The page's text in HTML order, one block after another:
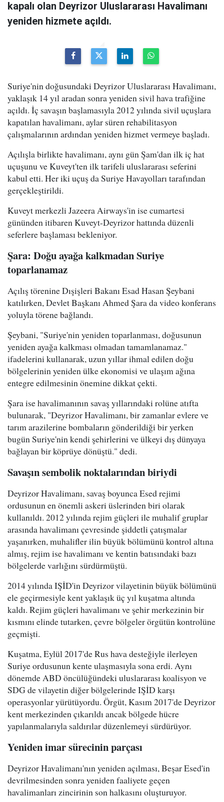
kapalı olan Deyrizor Uluslararası Havalimanı
yeniden hizmete açıldı.
Suriye'nin doğusundaki Deyrizor Uluslararası Havalimanı,
yaklaşık 14 yıl aradan sonra yeniden sivil hava trafiğine
açıldı. İç savaşın başlamasıyla 2012 yılında sivil uçuşlara
kapatılan havalimanı, aylar süren rehabilitasyon
çalışmalarının ardından yeniden hizmet vermeye başladı.
Açılışla birlikte havalimanı, aynı gün Şam'dan ilk iç hat
uçuşunu ve Kuveyt'ten ilk tarifeli uluslararası seferini
kabul etti. Her iki uçuş da Suriye Havayolları tarafından
gerçekleştirildi.
Kuveyt merkezli Jazeera Airways'in ise cumartesi
gününden itibaren Kuveyt-Deyrizor hattında düzenli
seferlere başlaması bekleniyor.
Şara: Doğu ayağa kalkmadan Suriye
toparlanamaz
Açılış törenine Dışişleri Bakanı Esad Hasan Şeybani
katılırken, Devlet Başkanı Ahmed Şara da video konferans
yoluyla törene bağlandı.
Şeybani, "Suriye'nin yeniden toparlanması, doğusunun
yeniden ayağa kalkması olmadan tamamlanamaz."
ifadelerini kullanarak, uzun yıllar ihmal edilen doğu
bölgelerinin yeniden ülke ekonomisi ve ulaşım ağına
entegre edilmesinin önemine dikkat çekti.
Şara ise havalimanının savaş yıllarındaki rolüne atıfta
bulunarak, "Deyrizor Havalimanı, bir zamanlar evlere ve
tarım arazilerine bombaların gönderildiği bir yerken
bugün Suriye'nin kendi şehirlerini ve ülkeyi dış dünyaya
bağlayan bir köprüye dönüştü." dedi.
Savaşın sembolik noktalarından biriydi
Deyrizor Havalimanı, savaş boyunca Esed rejimi
ordusunun en önemli askeri üslerinden biri olarak
kullanıldı. 2012 yılında rejim güçleri ile muhalif gruplar
arasında havalimanı çevresinde şiddetli çatışmalar
yaşanırken, muhalifler ilin büyük bölümünü kontrol altına
almış, rejim ise havalimanı ve kentin batısındaki bazı
bölgelerde varlığını sürdürmüştü.
2014 yılında IŞİD'in Deyrizor vilayetinin büyük bölümünü
ele geçirmesiyle kent yaklaşık üç yıl kuşatma altında
kaldı. Rejim güçleri havalimanı ve şehir merkezinin bir
kısmını elinde tutarken, çevre bölgeler örgütün kontrolüne
geçmişti.
Kuşatma, Eylül 2017'de Rus hava desteğiyle ilerleyen
Suriye ordusunun kente ulaşmasıyla sona erdi. Aynı
dönemde ABD öncülüğündeki uluslararası koalisyon ve
SDG de vilayetin diğer bölgelerinde IŞİD karşı
operasyonlar yürütüyordu. Örgüt, Kasım 2017'de Deyrizor
kent merkezinden çıkarıldı ancak bölgede hücre
yapılanmalarıyla saldırılar düzenlemeyi sürdürüyor.
Yeniden imar sürecinin parçası
Deyrizor Havalimanı'nın yeniden açılması, Beşar Esed'in
devrilmesinden sonra yeniden faaliyete geçen
havalimanları zincirinin son halkasını oluşturuyor.